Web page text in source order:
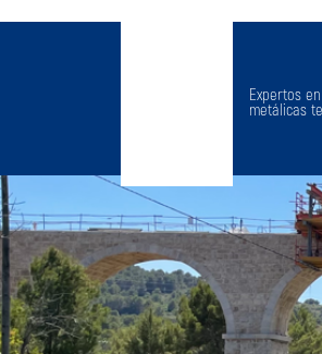
Expertos
metálicas